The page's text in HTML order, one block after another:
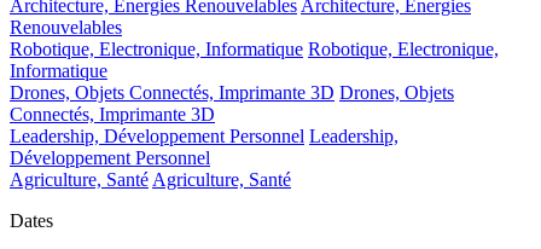
Architecture, Energies Renouvelables Architecture, Energies
Renouvelables
Robotique, Electronique, Informatique Robotique, Electronique,
Informatique
Drones, Objets Connectés, Imprimante 3D Drones, Objets
Connectés, Imprimante 3D
Leadership, Développement Personnel Leadership,
Développement Personnel
Agriculture, Santé Agriculture, Santé
Dates